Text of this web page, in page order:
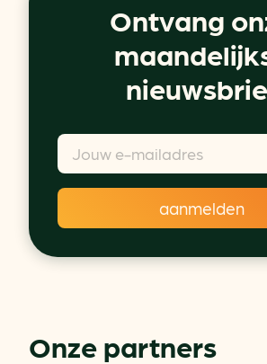
Ontvang
Onze partners